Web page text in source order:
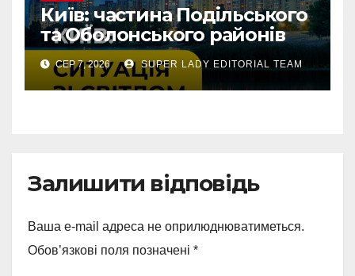
Київ: частина Подільського
та Оболонського районів
тимчасово без світла через
аварію
СЕР 7, 2026 SUPER LADY EDITORIAL TEAM
Залишити відповідь
Ваша e-mail адреса не оприлюднюватиметься.
Обов’язкові поля позначені *